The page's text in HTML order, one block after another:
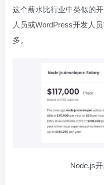
这个薪水比行业中类似的
人员或WordPress开发人
多。
Node.js开